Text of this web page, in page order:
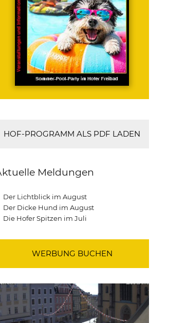
HOF-PROGRAMM ALS PDF LADEN
Meldungen
Der Lichtblick im August
Der Dicke Hund im August
Die Hofer Spitzen im Juli
WERBUNG BUCHEN